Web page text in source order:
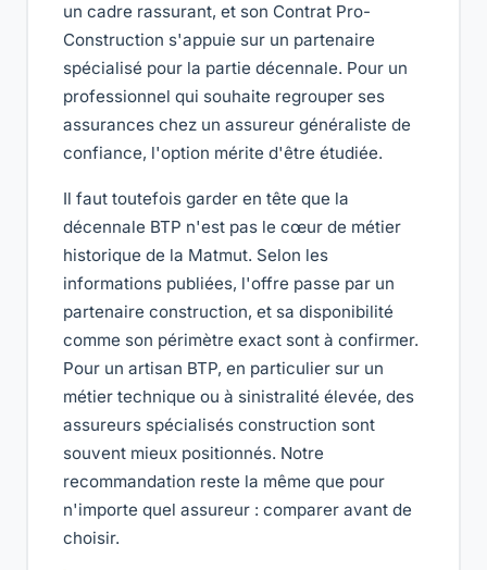
un cadre rassurant, et son Contrat Pro-
Construction s'appuie sur un partenaire
spécialisé pour la partie décennale. Pour un
professionnel qui souhaite regrouper ses
assurances chez un assureur généraliste de
confiance, l'option mérite d'être étudiée.
Il faut toutefois garder en tête que la
décennale BTP n'est pas le cœur de métier
historique de la Matmut. Selon les
informations publiées, l'offre passe par un
partenaire construction, et sa disponibilité
comme son périmètre exact sont à confirmer.
Pour un artisan BTP, en particulier sur un
métier technique ou à sinistralité élevée, des
assureurs spécialisés construction sont
souvent mieux positionnés. Notre
recommandation reste la même que pour
n'importe quel assureur : comparer avant de
choisir.